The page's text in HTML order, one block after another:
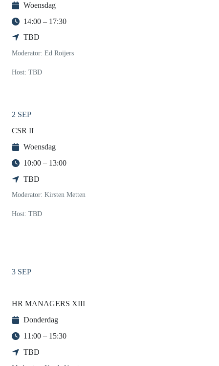
Woensdag
14:00 – 17:30
TBD
Moderator: Ed Roijers
Host: TBD
2 SEP
CSR II
Woensdag
10:00 – 13:00
TBD
Moderator: Kirsten Metten
Host: TBD
3 SEP
HR MANAGERS XIII
Donderdag
11:00 – 15:30
TBD